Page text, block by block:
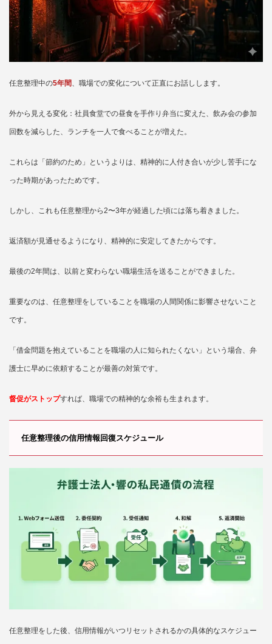
任意整理中の5年間 、職場での変化について正直にお話しします。
外から見える変化：社員食堂での昼食を手作り弁当に変えた、飲み会の参加
回数を減らした、ランチを一人で食べることが増えた。
これらは「節約のため」というよりは、精神的に人付き合いが少し苦手にな
った時期があったためです。
しかし、これも任意整理から2〜3年が経過した頃には落ち着きました。
返済額が見通せるようになり、精神的に安定してきたからです。
最後の2年間は、以前と変わらない職場生活を送ることができました。
重要なのは、任意整理をしていることを職場の人間関係に影響させないこと
です。
「借金問題を抱えていることを職場の人に知られたくない」という場合、弁
護士に早めに依頼することが最善の対策です。
督促がストップすれば、職場での精神的な余裕も生まれます。
任意整理後の信用情報回復スケジュール
任意整理をした後、信用情報がいつリセットされるかの具体的なスケジュー